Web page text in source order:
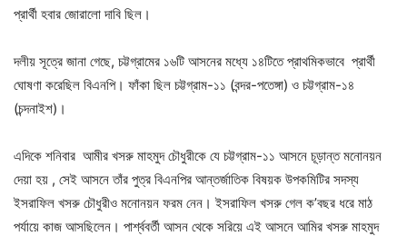
প্রার্থী হবার জোরালো দাবি ছিল।
দলীয় সূত্রে জানা গেছে, চট্টগ্রামের ১৬টি আসনের মধ্যে ১৪টিতে প্রাথমিকভাবে প্রার্থী
ঘোষণা করেছিল বিএনপি। ফাঁকা ছিল চট্টগ্রাম-১১ (বন্দর-পতেঙ্গা) ও চট্টগ্রাম-১৪
(চন্দনাইশ)।
এদিকে শনিবার আমীর খসরু মাহমুদ চৌধুরীকে যে চট্টগ্রাম-১১ আসনে চূড়ান্ত মনোনয়ন
দেয়া হয় , সেই আসনে তাঁর পুত্র বিএনপির আন্তর্জাতিক বিষয়ক উপকমিটির সদস্য
ইসরাফিল খসরু চৌধুরীও মনোনয়ন ফরম নেন। ইসরাফিল খসরু গেল ক’বছর ধরে মাঠ
পর্যায়ে কাজ আসছিলেন। পার্শ্ববর্তী আসন থেকে সরিয়ে এই আসনে আমির খসরু মাহমুদ